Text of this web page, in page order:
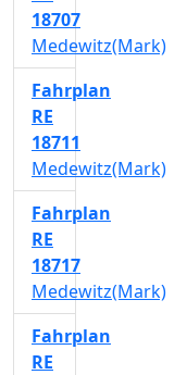
18707
Medewitz(Mark)
Fahrplan
RE
18711
Medewitz(Mark)
Fahrplan
RE
18717
Medewitz(Mark)
Fahrplan
RE